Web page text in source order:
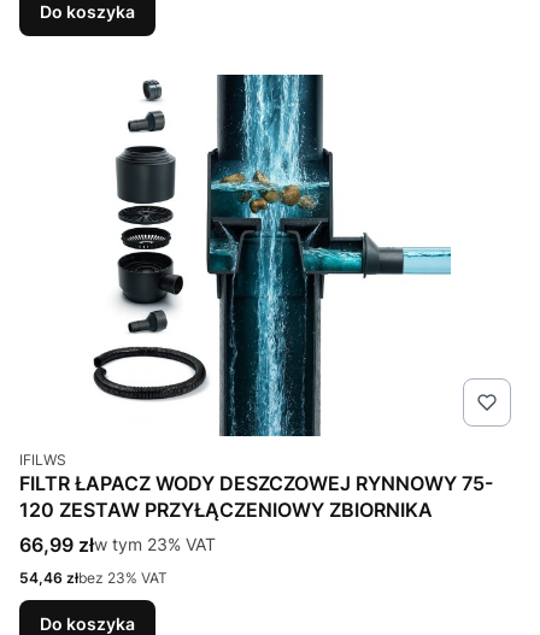
Do koszyka
Kod produktu
IFILWS
FILTR ŁAPACZ WODY DESZCZOWEJ RYNNOWY 75-
120 ZESTAW PRZYŁĄCZENIOWY ZBIORNIKA
Cena brutto
66,99 złw tym %s VAT
w tym 23% VAT
Cena netto
54,46 złbez 23% VAT
Do koszyka